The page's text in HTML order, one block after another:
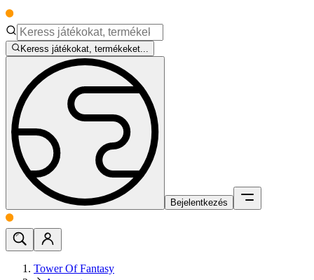
Keress játékokat, termékeket...
Bejelentkezés
Tower Of Fantasy